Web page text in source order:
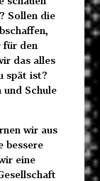
Sollen die
für den
das alles
spät ist?
Schule
wir aus
bessere
eine